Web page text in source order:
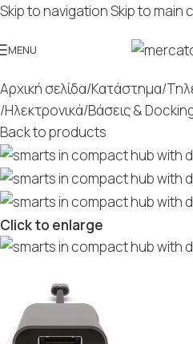
Skip to navigationSkip to main
MENU
Αρχική σελίδα/Κατάστημα/
/Ηλεκτρονικά/Βάσεις &
Back to products
Click to enlarge